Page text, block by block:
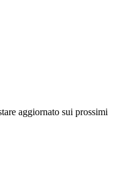
aggiornato sui prossimi